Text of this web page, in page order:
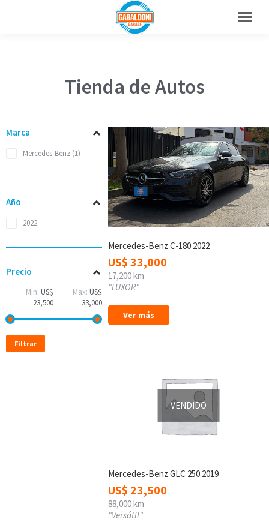
Tienda de Autos
Marca
Mercedes-Benz (1)
Año
2022
Precio
Min: US$
23,500
Max: US$
33,000
Filtrar
Mercedes-Benz C-180 2022
US$ 33,000
17,200 km
"LUXOR"
Ver más
VENDIDO
Mercedes-Benz GLC 250 2019
US$ 23,500
88,000 km
"Versátil"